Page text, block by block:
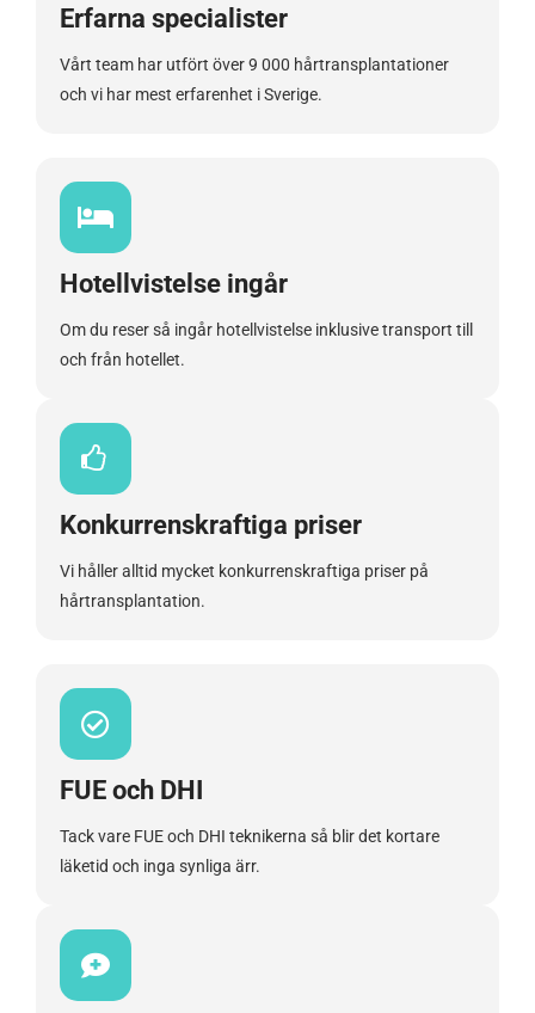
Erfarna specialister
Vårt team har utfört över 9 000 hårtransplantationer
och vi har mest erfarenhet i Sverige.
Hotellvistelse ingår
Om du reser så ingår hotellvistelse inklusive transport till
och från hotellet.
Konkurrenskraftiga priser
Vi håller alltid mycket konkurrenskraftiga priser på
hårtransplantation.
FUE och DHI
Tack vare FUE och DHI teknikerna så blir det kortare
läketid och inga synliga ärr.